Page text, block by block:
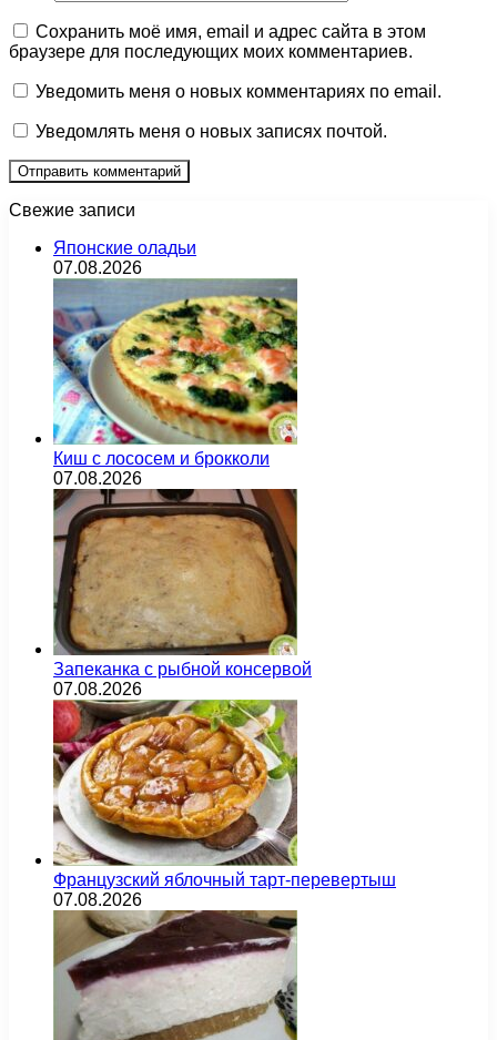
Сохранить моё имя, email и адрес сайта в этом
браузере для последующих моих комментариев.
Уведомить меня о новых комментариях по email.
Уведомлять меня о новых записях почтой.
Свежие записи
Японские оладьи
07.08.2026
Киш с лососем и брокколи
07.08.2026
Запеканка с рыбной консервой
07.08.2026
Французский яблочный тарт-перевертыш
07.08.2026